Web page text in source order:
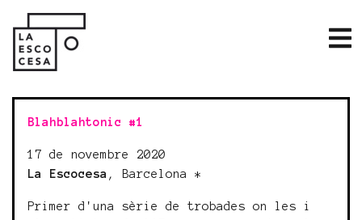
Blahblahtonic #1
17 de novembre 2020
La Escocesa , Barcelona *
Primer d'una sèrie de trobades on les i